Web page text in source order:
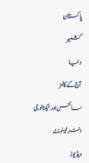
پاکستان
کشمیر
دنیا
آج کے کالمز
سائنس اور ٹیکنالوجی
انٹرٹینمنٹ
ویڈیوز